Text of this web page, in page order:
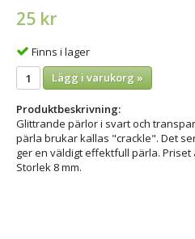
25 kr
Finns i lager
Lägg i varukorg »
Produktbeskrivning:
Glittrande pärlor i svart och
pärla brukar kallas "crackle". Det
ger en väldigt effektfull pärla. Priset
Storlek 8 mm.